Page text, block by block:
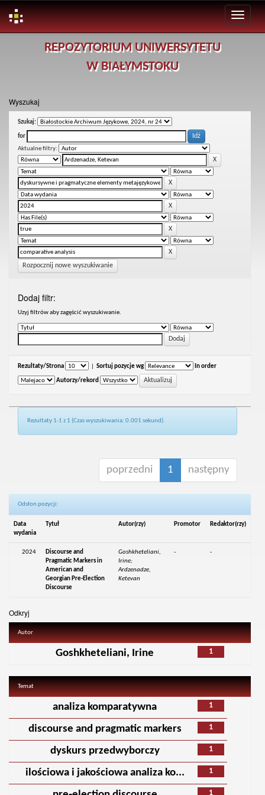
REPOZYTORIUM UNIWERSYTETU
W BIAŁYMSTOKU
Wyszukaj
Szukaj:
for
Aktualne filtry:
Rozpocznij nowe wyszukiwanie
Dodaj filtr:
Uzyj filtrów aby zagęścić wyszukiwanie.
Rezultaty/Strona Sortuj pozycje wg In order
Autorzy/rekord
Rezultaty 1-1 z 1 (Czas wyszukiwania: 0.001 sekund).
poprzedni 1 następny
Odsłon pozycji:
Data
wydania
Tytuł Autor(rzy) Promotor Redaktor(rzy)
2024
Discourse and
Pragmatic Markers in
American and
Georgian Pre-Election
Discourse
Goshkheteliani,
Irine;
Ardzenadze,
Ketevan
- -
Odkryj
Autor
1
Goshkheteliani, Irine
Temat
1
analiza komparatywna
1
discourse and pragmatic markers
1
dyskurs przedwyborczy
1
ilościowa i jakościowa analiza ko...
1